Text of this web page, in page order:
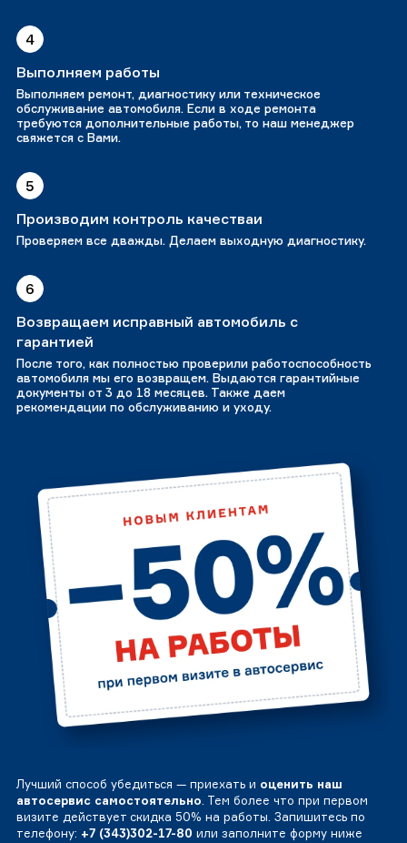
4
Выполняем работы
Выполняем ремонт, диагностику или техническое
обслуживание автомобиля. Если в ходе ремонта
требуются дополнительные работы, то наш менеджер
свяжется с Вами.
5
Производим контроль качестваи
Проверяем все дважды. Делаем выходную диагностику.
6
Возвращаем исправный автомобиль с
гарантией
После того, как полностью проверили работоспособность
автомобиля мы его возвращем. Выдаются гарантийные
документы от 3 до 18 месяцев. Также даем
рекомендации по обслуживанию и уходу.
Лучший способ убедиться — приехать и оценить наш
автосервис самостоятельно. Тем более что при первом
визите действует скидка 50% на работы. Запишитесь по
телефону: +7 (343)302-17-80 или заполните форму ниже